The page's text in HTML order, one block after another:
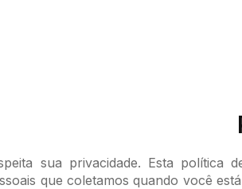
sua privacidade. Esta política
que coletamos quando você